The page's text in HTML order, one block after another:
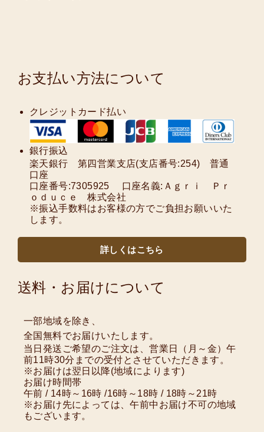
お支払い方法について
クレジットカード払い
銀行振込
楽天銀行 第四営業支店(支店番号:254) 普通
口座
口座番号:7305925 口座名義:Ａｇｒｉ Ｐｒ
ｏｄｕｃｅ 株式会社
※振込手数料はお客様の方でご負担お願いいた
します。
詳しくはこちら
送料・お届けについて
一部地域を除き、
全国無料でお届けいたします。
当日発送ご希望のご注文は、営業日（月～金）午
前11時30分までの受付とさせていただきます。
※お届けは翌日以降(地域によります)
お届け時間帯
午前 / 14時～16時 /16時～18時 / 18時～21時
※お届け先によっては、午前中お届け不可の地域
もございます。